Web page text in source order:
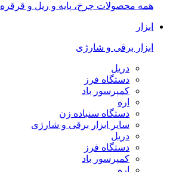
همه محصولات چرخ، پایه و ریل و قرقره
ابزار
ابزار برقی و شارژی
دریل
دستگاه فرز
کمپرسور باد
اره
دستگاه سنباده زن
سایر ابزار برقی و شارژی
دریل
دستگاه فرز
کمپرسور باد
اره